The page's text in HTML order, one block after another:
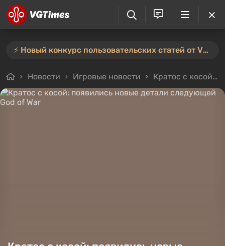
⚡️ Новый конкурс пользовательских статей от VGTimes — участвуйте тут ⚡️
Новости Игровые новости Кратос с косой: появились новые детали следующей God of War